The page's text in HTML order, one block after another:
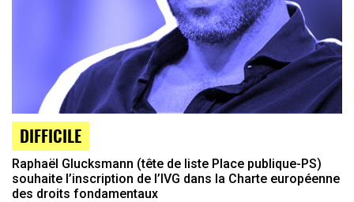
DIFFICILE
Raphaël Glucksmann (tête de liste Place publique-PS)
souhaite l’inscription de l’IVG dans la Charte européenne
des droits fondamentaux